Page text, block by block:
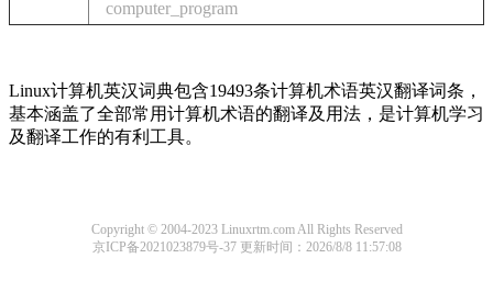
computer_program
Linux计算机英汉词典包含19493条计算机术语英汉翻译词条，
基本涵盖了全部常用计算机术语的翻译及用法，是计算机学习
及翻译工作的有利工具。
Copyright © 2004-2023 Linuxrtm.com All Rights Reserved
京ICP备2021023879号-37更新时间：2026/8/8 11:57:08